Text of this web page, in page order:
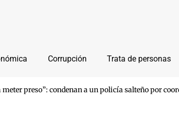
Corrupción Trata de personas
meter preso”: condenan a un policía salteño por